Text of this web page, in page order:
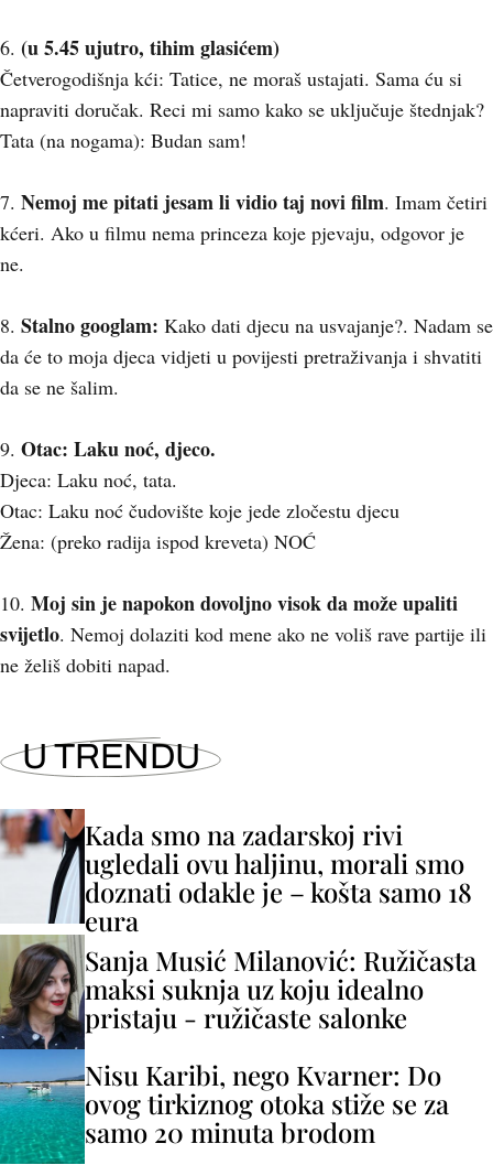
6. (u 5.45 ujutro, tihim glasićem)
Četverogodišnja kći: Tatice, ne moraš ustajati. Sama ću si
napraviti doručak. Reci mi samo kako se uključuje štednjak?
Tata (na nogama): Budan sam!
7. Nemoj me pitati jesam li vidio taj novi film. Imam četiri
kćeri. Ako u filmu nema princeza koje pjevaju, odgovor je
ne.
8. Stalno googlam: Kako dati djecu na usvajanje?. Nadam se
da će to moja djeca vidjeti u povijesti pretraživanja i shvatiti
da se ne šalim.
9. Otac: Laku noć, djeco.
Djeca: Laku noć, tata.
Otac: Laku noć čudovište koje jede zločestu djecu
Žena: (preko radija ispod kreveta) NOĆ
10. Moj sin je napokon dovoljno visok da može upaliti
svijetlo. Nemoj dolaziti kod mene ako ne voliš rave partije ili
ne želiš dobiti napad.
U TRENDU
Kada smo na zadarskoj rivi
ugledali ovu haljinu, morali smo
doznati odakle je – košta samo 18
eura
Sanja Musić Milanović: Ružičasta
maksi suknja uz koju idealno
pristaju - ružičaste salonke
Nisu Karibi, nego Kvarner: Do
ovog tirkiznog otoka stiže se za
samo 20 minuta brodom